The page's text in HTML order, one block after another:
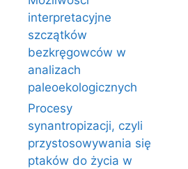
interpretacyjne
szczątków
bezkręgowców w
analizach
paleoekologicznych
Procesy
synantropizacji, czyli
przystosowywania się
ptaków do życia w